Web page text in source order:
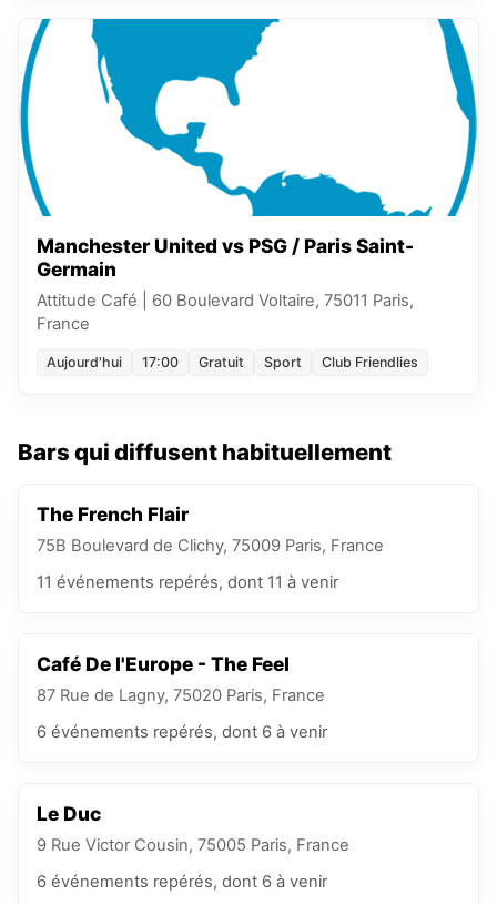
Manchester United vs PSG / Paris Saint-
Germain
Attitude Café
60 Boulevard Voltaire, 75011 Paris,
France
Aujourd'hui 17:00 Gratuit Sport Club Friendlies
Bars qui diffusent habituellement
The French Flair
75B Boulevard de Clichy, 75009 Paris, France
11 événements repérés, dont 11 à venir
Café De l'Europe - The Feel
87 Rue de Lagny, 75020 Paris, France
6 événements repérés, dont 6 à venir
Le Duc
9 Rue Victor Cousin, 75005 Paris, France
6 événements repérés, dont 6 à venir